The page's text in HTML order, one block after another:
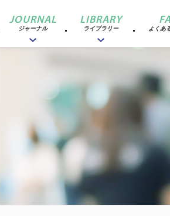
JOURNAL
ジャーナル
LIBRARY
ライブラリー よくあ